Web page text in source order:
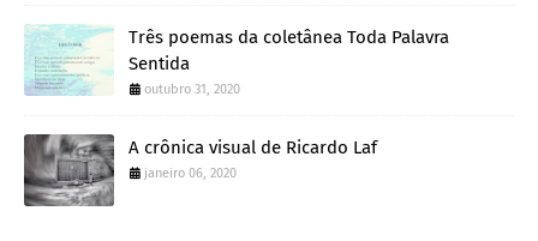
Três poemas da coletânea Toda Palavra
Sentida
outubro 31, 2020
A crônica visual de Ricardo Laf
janeiro 06, 2020